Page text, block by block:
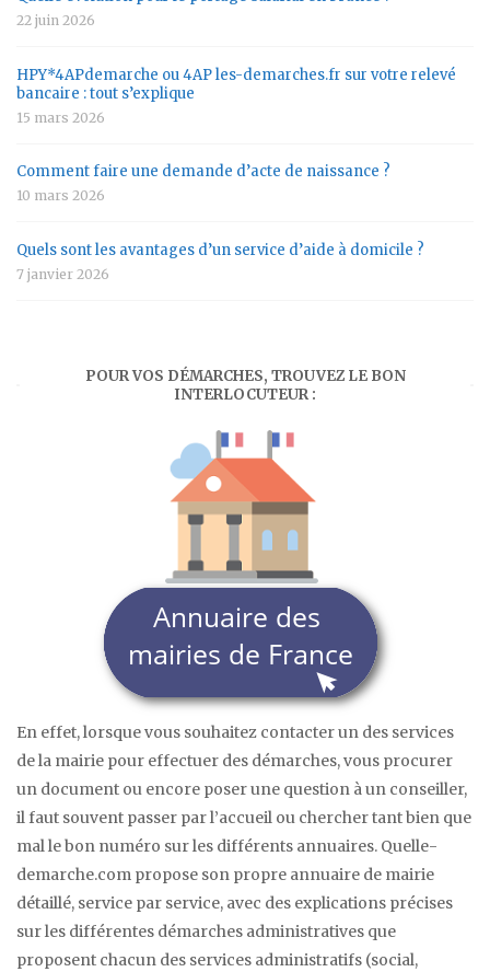
22 juin 2026
HPY*4APdemarche ou 4AP les-demarches.fr sur votre relevé
bancaire : tout s’explique
15 mars 2026
Comment faire une demande d’acte de naissance ?
10 mars 2026
Quels sont les avantages d’un service d’aide à domicile ?
7 janvier 2026
POUR VOS DÉMARCHES, TROUVEZ LE BON
INTERLOCUTEUR :
En effet, lorsque vous souhaitez contacter un des services
de la mairie pour effectuer des démarches, vous procurer
un document ou encore poser une question à un conseiller,
il faut souvent passer par l’accueil ou chercher tant bien que
mal le bon numéro sur les différents annuaires. Quelle-
demarche.com propose son propre annuaire de mairie
détaillé, service par service, avec des explications précises
sur les différentes démarches administratives que
proposent chacun des services administratifs (social,